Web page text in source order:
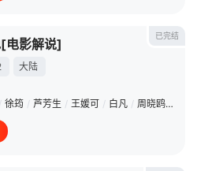
已完结
电影解说]
大陆
/ 徐筠 / 芦芳生 / 王媛可 / 白凡 / 周晓鸥 /